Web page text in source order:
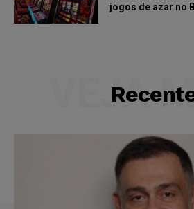
jogos de azar no
VEJA